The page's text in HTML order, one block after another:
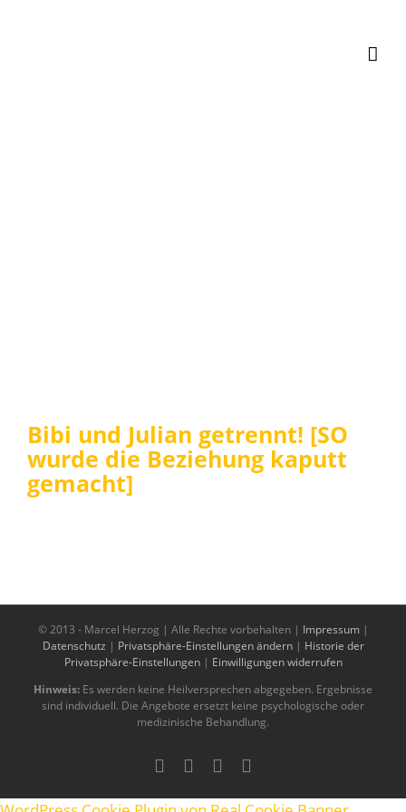
Bibi und Julian getrennt! [SO
wurde die Beziehung kaputt
gemacht]
© 2013 - Marcel Herzog | Alle Rechte vorbehalten | Impressum|
Datenschutz | Privatsphäre-Einstellungen ändern| Historie der
Privatsphäre-Einstellungen| Einwilligungen widerrufen
Hinweis: Es werden keine Heilversprechen abgegeben. Ergebnisse
sind individuell. Die Angebote ersetzt keine psychologische oder
medizinische Behandlung.
YouTubeBenutzerdefiniert
Instagram